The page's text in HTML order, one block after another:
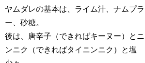
ヤムダレの基本は、ライム汁、ナムプラ
ー、砂糖。
後は、唐辛子（できればキーヌー）とニ
ンニク（できればタイニンニク）と塩